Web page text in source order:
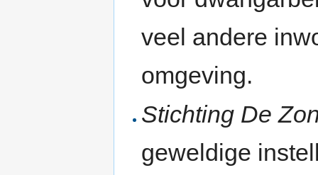
veel andere
omgeving.
Stichting De
geweldige